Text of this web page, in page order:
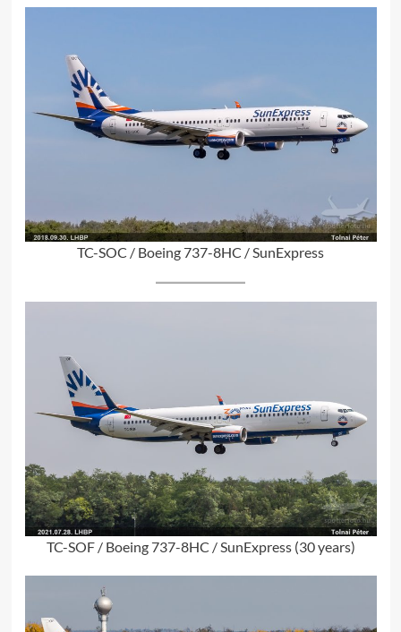
TC-SOC / Boeing 737-8HC / SunExpress
TC-SOF / Boeing 737-8HC / SunExpress (30 years)